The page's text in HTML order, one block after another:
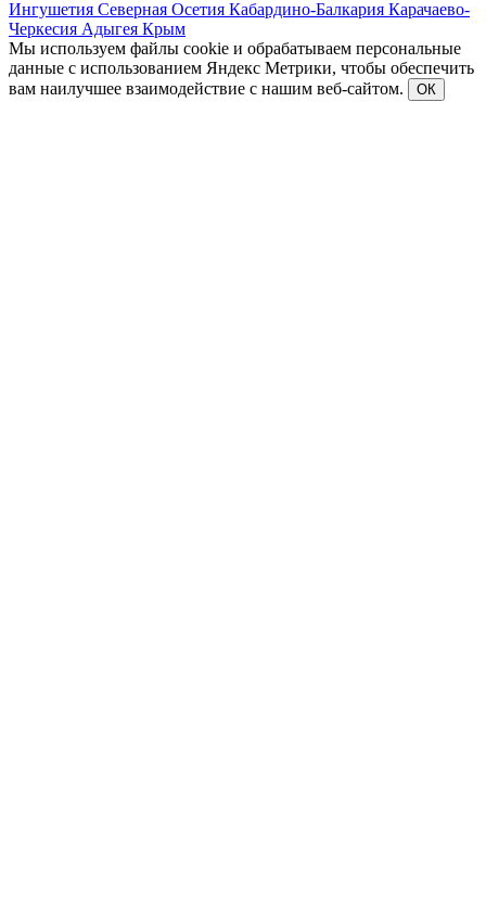
Ингушетия Северная Осетия Кабардино-Балкария Карачаево-
Черкесия Адыгея Крым
Мы используем файлы cookie и обрабатываем персональные
данные с использованием Яндекс Метрики, чтобы обеспечить
вам наилучшее взаимодействие с нашим веб-сайтом.
ОК